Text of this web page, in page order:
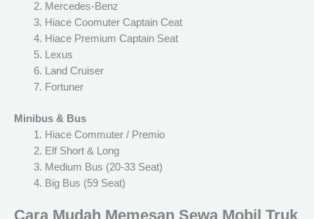
Mercedes-Benz
Hiace Coomuter Captain Ceat
Hiace Premium Captain Seat
Lexus
Land Cruiser
Fortuner
Minibus & Bus
Hiace Commuter / Premio
Elf Short & Long
Medium Bus (20-33 Seat)
Big Bus (59 Seat)
Cara Mudah Memesan Sewa Mobil Truk